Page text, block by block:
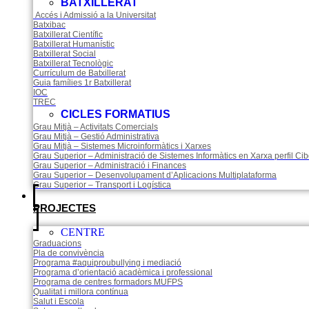
BATXILLERAT
Accés i Admissió a la Universitat
Batxibac
Batxillerat Científic
Batxillerat Humanístic
Batxillerat Social
Batxillerat Tecnològic
Currículum de Batxillerat
Guia famílies 1r Batxillerat
IOC
TREC
CICLES FORMATIUS
Grau Mitjà – Activitats Comercials
Grau Mitjà – Gestió Administrativa
Grau Mitjà – Sistemes Microinformàtics i Xarxes
Grau Superior – Administració de Sistemes Informàtics en Xarxa perfil
Grau Superior – Administració i Finances
Grau Superior – Desenvolupament d’Aplicacions Multiplataforma
Grau Superior – Transport i Logística
PROJECTES
CENTRE
Graduacions
Pla de convivència
Programa #aquiproubullying i mediació
Programa d’orientació acadèmica i professional
Programa de centres formadors MUFPS
Qualitat i millora contínua
Salut i Escola